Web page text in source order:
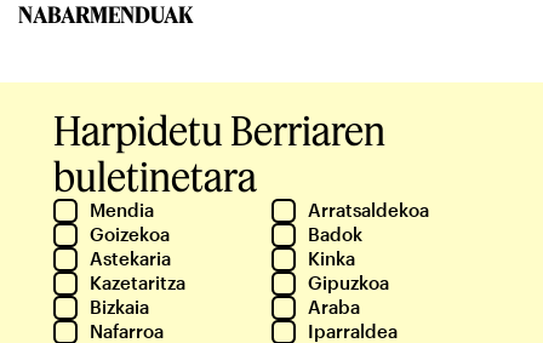
NABARMENDUAK
Harpidetu Berriaren
buletinetara
Mendia
Arratsaldekoa
Goizekoa
Badok
Astekaria
Kinka
Kazetaritza
Gipuzkoa
Bizkaia
Araba
Nafarroa
Iparraldea